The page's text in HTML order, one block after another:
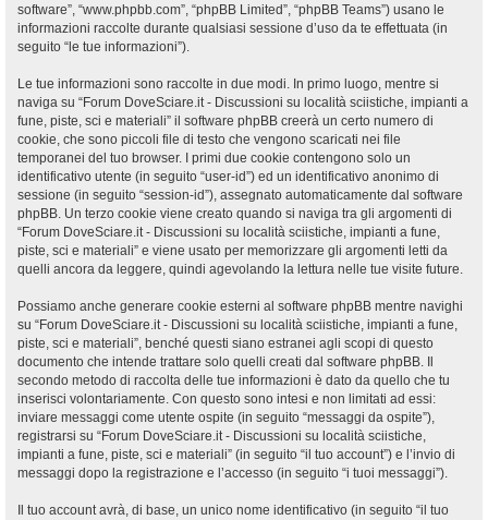
software”, “www.phpbb.com”, “phpBB Limited”, “phpBB Teams”) usano le
informazioni raccolte durante qualsiasi sessione d’uso da te effettuata (in
seguito “le tue informazioni”).
Le tue informazioni sono raccolte in due modi. In primo luogo, mentre si
naviga su “Forum DoveSciare.it - Discussioni su località sciistiche, impianti a
fune, piste, sci e materiali” il software phpBB creerà un certo numero di
cookie, che sono piccoli file di testo che vengono scaricati nei file
temporanei del tuo browser. I primi due cookie contengono solo un
identificativo utente (in seguito “user-id”) ed un identificativo anonimo di
sessione (in seguito “session-id”), assegnato automaticamente dal software
phpBB. Un terzo cookie viene creato quando si naviga tra gli argomenti di
“Forum DoveSciare.it - Discussioni su località sciistiche, impianti a fune,
piste, sci e materiali” e viene usato per memorizzare gli argomenti letti da
quelli ancora da leggere, quindi agevolando la lettura nelle tue visite future.
Possiamo anche generare cookie esterni al software phpBB mentre navighi
su “Forum DoveSciare.it - Discussioni su località sciistiche, impianti a fune,
piste, sci e materiali”, benché questi siano estranei agli scopi di questo
documento che intende trattare solo quelli creati dal software phpBB. Il
secondo metodo di raccolta delle tue informazioni è dato da quello che tu
inserisci volontariamente. Con questo sono intesi e non limitati ad essi:
inviare messaggi come utente ospite (in seguito “messaggi da ospite”),
registrarsi su “Forum DoveSciare.it - Discussioni su località sciistiche,
impianti a fune, piste, sci e materiali” (in seguito “il tuo account”) e l’invio di
messaggi dopo la registrazione e l’accesso (in seguito “i tuoi messaggi”).
Il tuo account avrà, di base, un unico nome identificativo (in seguito “il tuo